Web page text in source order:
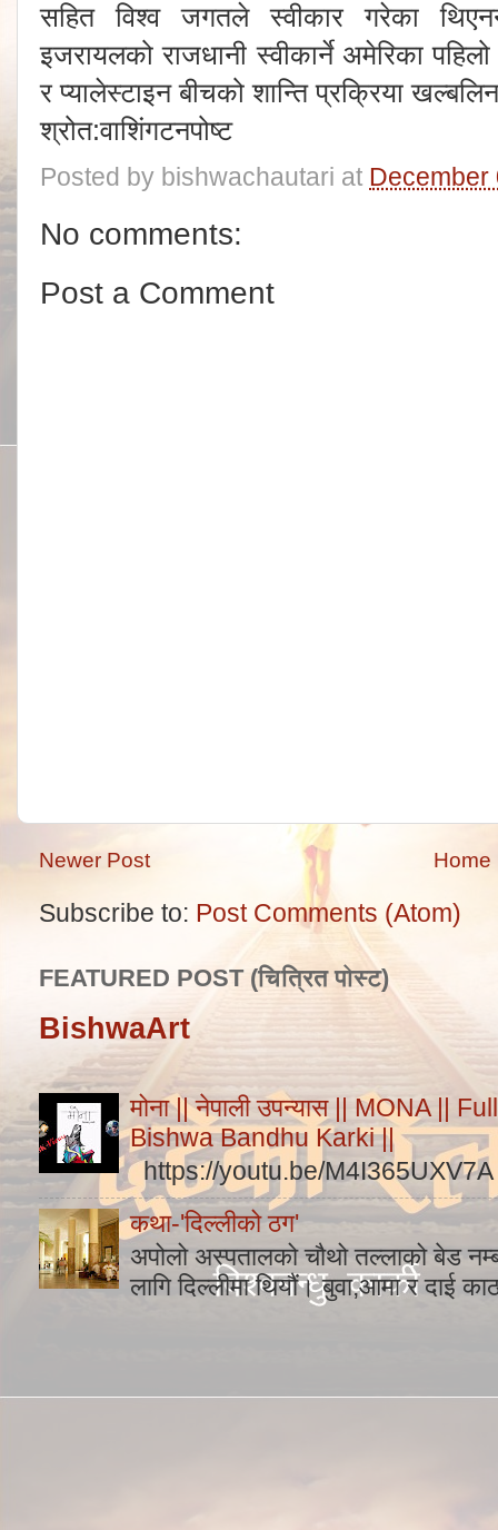
सहित विश्व जगतले स्वीकार गरेका
इजरायलको राजधानी स्वीकार्ने अमेरिका
र प्यालेस्टाइन बीचको शान्ति प्रक्रिया
श्रोत:वाशिंगटनपोष्ट
Posted by bishwachautari at December
No comments:
Post a Comment
Newer Post Home
Subscribe to: Post Comments (Atom)
FEATURED POST (चित्रित पोस्ट)
BishwaArt
मोना || नेपाली उपन्यास || MONA ||
Bishwa Bandhu Karki ||
https://youtu.be/M4I365UXV7A
कथा-'दिल्लीको ठग'
अपोलो अस्पतालको चौथो तल्लाको बेड
लागि दिल्लीमा थियौं। बुवा,आमा र दाई